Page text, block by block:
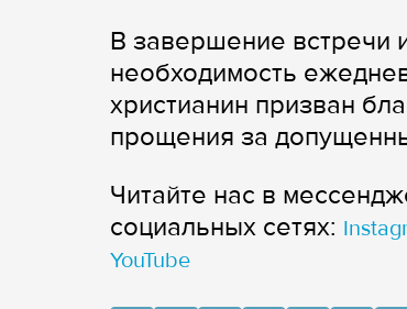
В завершение встречи
необходимость
христианин призван
прощения за
Читайте нас в
cоциальных сетях:
YouTube